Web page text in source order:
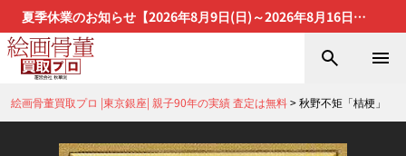
夏季休業のお知らせ【2026年8月9日(日)～2026年8月16日
(日)】
絵画骨董買取プロ |東京銀座| 親子90年の実績 査定は無料>秋野不矩「桔梗」